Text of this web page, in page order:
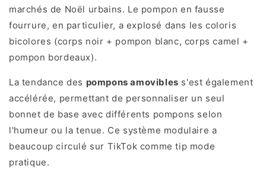
marchés de Noël urbains. Le pompon en fausse
fourrure, en particulier, a explosé dans les coloris
bicolores (corps noir + pompon blanc, corps camel +
pompon bordeaux).
La tendance des pompons amovibles s'est également
accélérée, permettant de personnaliser un seul
bonnet de base avec différents pompons selon
l'humeur ou la tenue. Ce système modulaire a
beaucoup circulé sur TikTok comme tip mode
pratique.